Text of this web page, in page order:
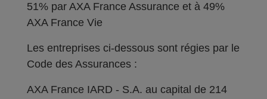
51% par AXA France Assurance et à 49%
AXA France Vie
Les entreprises ci-dessous sont régies par le
Code des Assurances :
AXA France IARD - S.A. au capital de 214